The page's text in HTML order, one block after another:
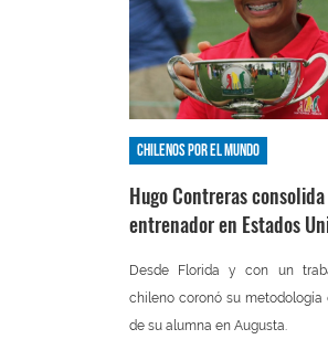
Chilenos por el mundo
Hugo Contreras
entrenador en Estados
Desde Florida y con un
chileno coronó su
de su alumna en Augusta.